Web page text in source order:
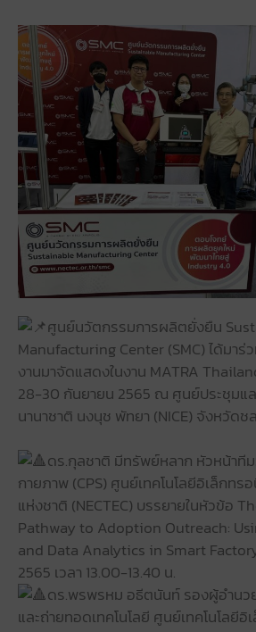
ศูนย์นวัตกรรมการผลิตยั่งยืน
Manufacturing Center (SMC) ได้มาร่
งานมาจัดแสดงในงาน MATRA
28-30 กันยายน 2565 ณ ศูนย์ประชุมแ
นานาชาติ นงนุช พัทยา (NICE) จังหวัดช
ดร.กุลชาติ มีทรัพย์หลาก หัวหน้าที
กายภาพ (CPS) ศูนย์เทคโนโลยีอิเล็กท
แห่งชาติ (NECTEC) บรรยายในหัวข้อ
Pathway to Adoption Outreach:
and Data Analytics in Smart
2565 เวลา 13.00-13.40 น.
ดร.พรพรหม อธีตนันท์ รองผู้อำนว
และถ่ายทอดเทคโนโลยี ศูนย์เทคโนโลยี